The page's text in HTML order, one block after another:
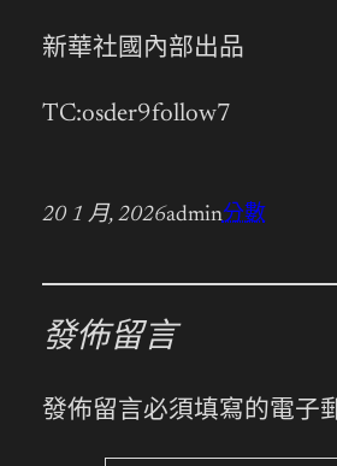
新華社國內部出品
TC:osder9follow7
20 1 月, 2026admin分數
發佈留言
發佈留言必須填寫的電子